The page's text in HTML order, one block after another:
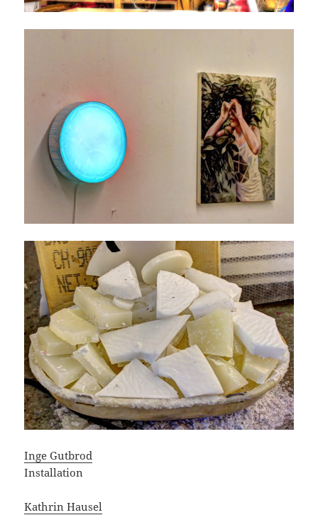
Inge Gutbrod
Installation
Kathrin Hausel